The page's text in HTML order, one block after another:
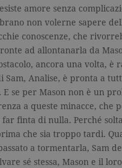
amore senza
non volerne sapere
conoscenze, che
ad allontanarla da
ancora una volta, è
Sam, Analise, è pronta a
E se per Mason non è un
a queste minacce, che
far finta di nulla. Perché
che sia troppo tardi.
a tormentarla, Sam
sé stessa, Mason e il